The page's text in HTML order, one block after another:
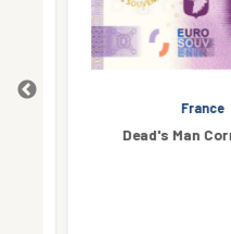
France
Dead's Man